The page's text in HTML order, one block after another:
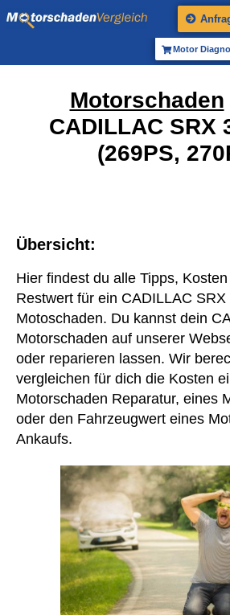
Motor
Motorschaden
CADILLAC SRX
(269PS,
Übersicht:
Hier findest du alle Tipps,
Restwert für ein CADILLAC SRX
Motoschaden. Du kannst dein
Motorschaden auf unserer
oder reparieren lassen. Wir
vergleichen für dich die Kosten
Motorschaden Reparatur, eines
oder den Fahrzeugwert eines
Ankaufs.